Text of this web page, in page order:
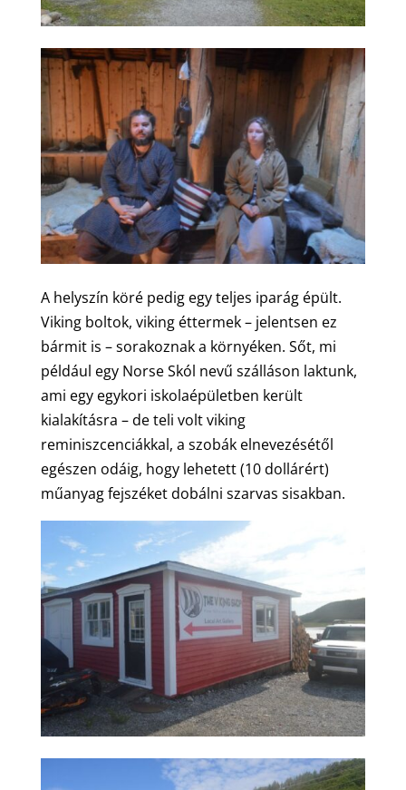
A helyszín köré pedig egy teljes iparág épült.
Viking boltok, viking éttermek – jelentsen ez
bármit is – sorakoznak a környéken. Sőt, mi
például egy Norse Skól nevű szálláson laktunk,
ami egy egykori iskolaépületben került
kialakításra – de teli volt viking
reminiszcenciákkal, a szobák elnevezésétől
egészen odáig, hogy lehetett (10 dollárért)
műanyag fejszéket dobálni szarvas sisakban.